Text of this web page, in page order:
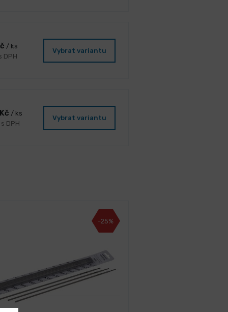
/ ks
DPH
Vybrat variantu
/ ks
DPH
Vybrat variantu
-25%